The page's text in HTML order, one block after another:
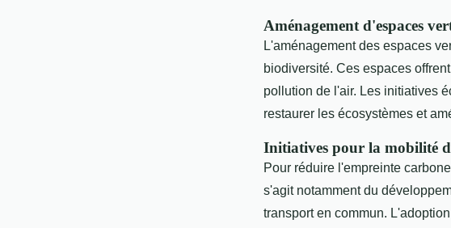
Aménagement d'espaces
L'aménagement des espaces
biodiversité. Ces espaces
pollution de l'air. Les initiatives
restaurer les écosystèmes et
Initiatives pour la mobilité
Pour réduire l'empreinte
s'agit notamment du
transport en commun.